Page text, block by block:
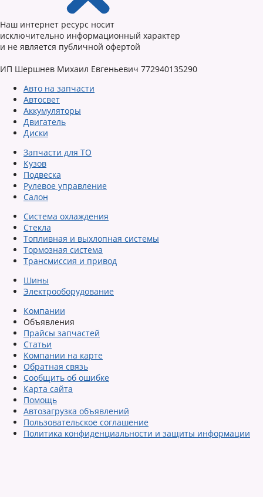
Наш интернет ресурс носит
исключительно информационный характер
и не является публичной офертой
ИП Шершнев Михаил Евгеньевич 772940135290
Авто на запчасти
Автосвет
Аккумуляторы
Двигатель
Диски
Запчасти для ТО
Кузов
Подвеска
Рулевое управление
Салон
Система охлаждения
Стекла
Топливная и выхлопная системы
Тормозная система
Трансмиссия и привод
Шины
Электрооборудование
Компании
Объявления
Прайсы запчастей
Статьи
Компании на карте
Обратная связь
Сообщить об ошибке
Карта сайта
Помощь
Автозагрузка объявлений
Пользовательское соглашение
Политика конфиденциальности и защиты информации